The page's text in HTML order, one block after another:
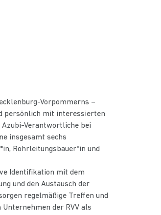
Vorpommerns –
persönlich mit interessierten
Azubi-Verantwortliche bei
insgesamt sechs
Rohrleitungsbauer*in und
Identifikation mit dem
und den Austausch der
regelmäßige Treffen und
der RVV als